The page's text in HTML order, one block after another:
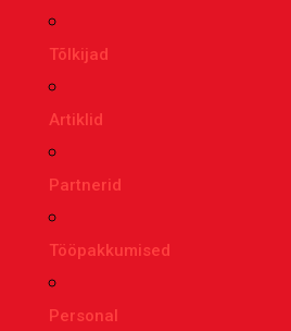
Tõlkijad
Artiklid
Partnerid
Tööpakkumised
Personal